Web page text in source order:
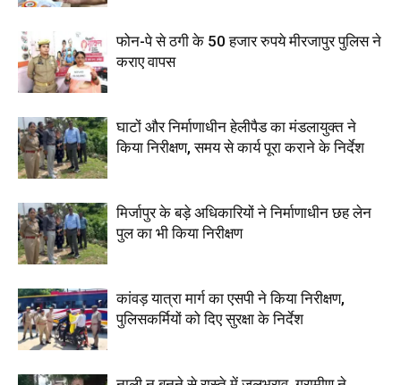
फोन-पे से ठगी के 50 हजार रुपये मीरजापुर पुलिस ने
कराए वापस
घाटों और निर्माणाधीन हेलीपैड का मंडलायुक्त ने
किया निरीक्षण, समय से कार्य पूरा कराने के निर्देश
मिर्जापुर के बड़े अधिकारियों ने निर्माणाधीन छह लेन
पुल का भी किया निरीक्षण
कांवड़ यात्रा मार्ग का एसपी ने किया निरीक्षण,
पुलिसकर्मियों को दिए सुरक्षा के निर्देश